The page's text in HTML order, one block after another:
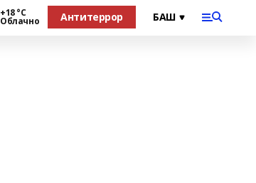
+18 °С
Облачно Антитеррор